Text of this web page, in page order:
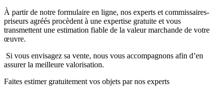
À partir de notre formulaire en ligne, nos experts et commissaires-
priseurs agréés procèdent à une expertise gratuite et vous
transmettent une estimation fiable de la valeur marchande de votre
œuvre.
Si vous envisagez sa vente, nous vous accompagnons afin d’en
assurer la meilleure valorisation.
Faites estimer gratuitement vos objets par nos experts